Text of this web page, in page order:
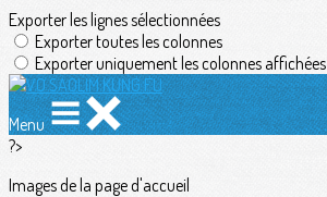
Exporter les lignes sélectionnées
Exporter toutes les colonnes
Exporter uniquement les colonnes affichées
Menu
?>
Images de la page d'accueil